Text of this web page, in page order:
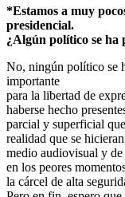
*Estamos a muy
presidencial.
¿Algún político se ha
No, ningún político se
importante
para la libertad de
haberse hecho
parcial y superficial
realidad que se
medio audiovisual y
en los peores
la cárcel de alta